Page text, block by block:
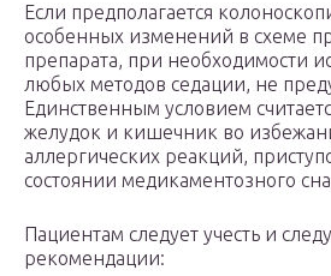
Если предполагается
особенных изменений в схеме
препарата, при необходимости
любых методов седации, не
Единственным условием
желудок и кишечник во
аллергических реакций,
состоянии медикаментозного
Пациентам следует учесть и
рекомендации: